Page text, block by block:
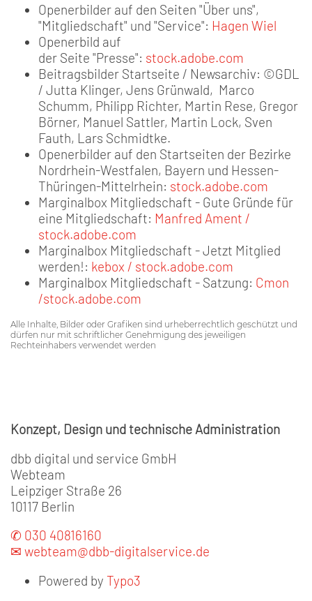
Openerbilder auf den Seiten "Über uns",
"Mitgliedschaft" und "Service": Hagen Wiel
Openerbild auf
der Seite "Presse": stock.adobe.com
Beitragsbilder Startseite / Newsarchiv: ©GDL
/ Jutta Klinger, Jens Grünwald, Marco
Schumm, Philipp Richter, Martin Rese, Gregor
Börner, Manuel Sattler, Martin Lock, Sven
Fauth, Lars Schmidtke.
Openerbilder auf den Startseiten der Bezirke
Nordrhein-Westfalen, Bayern und Hessen-
Thüringen-Mittelrhein: stock.adobe.com
Marginalbox Mitgliedschaft - Gute Gründe für
eine Mitgliedschaft: Manfred Ament /
stock.adobe.com
Marginalbox Mitgliedschaft - Jetzt Mitglied
werden!: kebox / stock.adobe.com
Marginalbox Mitgliedschaft - Satzung: Cmon
/stock.adobe.com
Alle Inhalte, Bilder oder Grafiken sind urheberrechtlich geschützt und
dürfen nur mit schriftlicher Genehmigung des jeweiligen
Rechteinhabers verwendet werden
Konzept, Design und technische Administration
dbb digital und service GmbH
Webteam
Leipziger Straße 26
10117 Berlin
✆ 030 40816160
✉ webteam@dbb-digitalservice.de
Powered by Typo3